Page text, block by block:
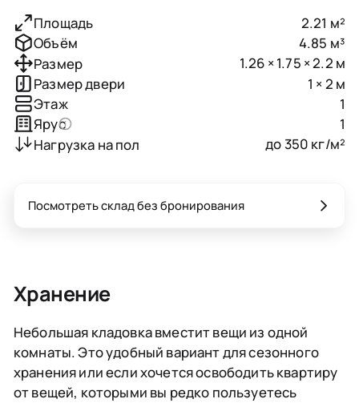
Площадь
2.21 м²
Объём
4.85 м³
Размер
1.26 × 1.75 × 2.2 м
Размер двери
1 × 2 м
Этаж
1
Ярус
1
Нагрузка на пол
до 350 кг/м²
Хранение
Небольшая кладовка вместит вещи из одной
комнаты. Это удобный вариант для сезонного
хранения или если хочется освободить квартиру
от вещей, которыми вы редко пользуетесь
Посмотреть склад без бронирования